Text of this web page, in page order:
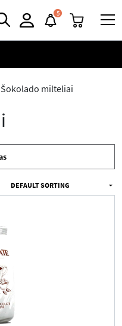
5
Šokolado milteliai